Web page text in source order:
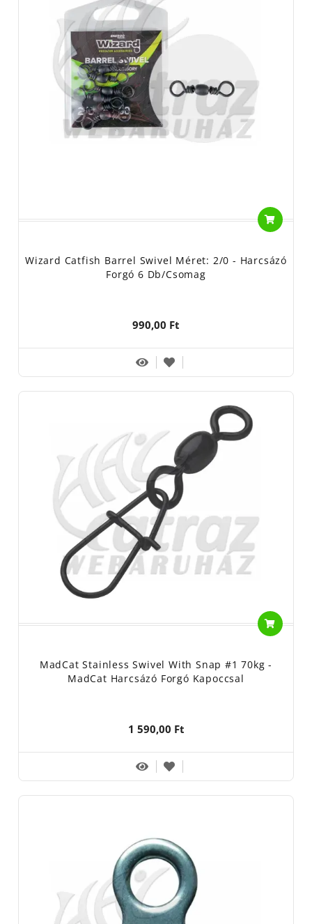
Wizard Catfish Barrel Swivel Méret: 2/0 - Harcsázó
Forgó 6 Db/csomag
990,00 Ft
MadCat Stainless Swivel With Snap #1 70kg -
MadCat Harcsázó Forgó Kapoccsal
1 590,00 Ft